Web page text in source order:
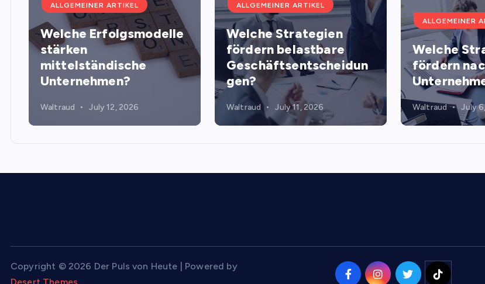
ALLGEMEINER ARTIKEL
Welche Erfolgsmodelle
stärken
mittelständische
Unternehmen?
Waltraud July 12, 2026
ALLGEMEINER ARTIKEL
Welche Strategien
fördern belastbare
Geschäftsentscheidun
gen?
Waltraud July 11, 2026
ALLGEMEINER
Welche
fördern
Waltraud July
Copyright © 2026 Der Puls von Heute | Powered by
Desert Themes